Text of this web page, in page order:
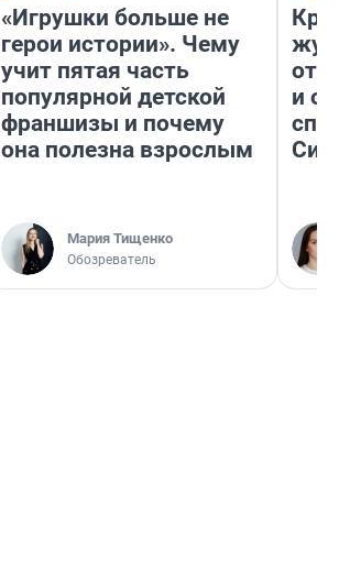
«Игрушки больше не
герои истории». Чему
учит пятая часть
популярной детской
франшизы и почему
она полезна взрослым
Мария Тищенко
Обозреватель
и